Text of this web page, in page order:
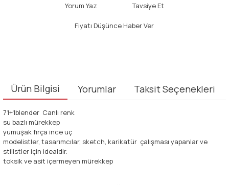
Yorum Yaz Tavsiye Et
Fiyatı Düşünce Haber Ver
Ürün Bilgisi Yorumlar Taksit Seçenekleri
71+1blender Canlı renk
su bazlı mürekkep
yumuşak fırça ince uç
modelistler, tasarımcılar, sketch, karikatür çalışması yapanlar ve
stilistler için idealdir.
toksik ve asit içermeyen mürekkep